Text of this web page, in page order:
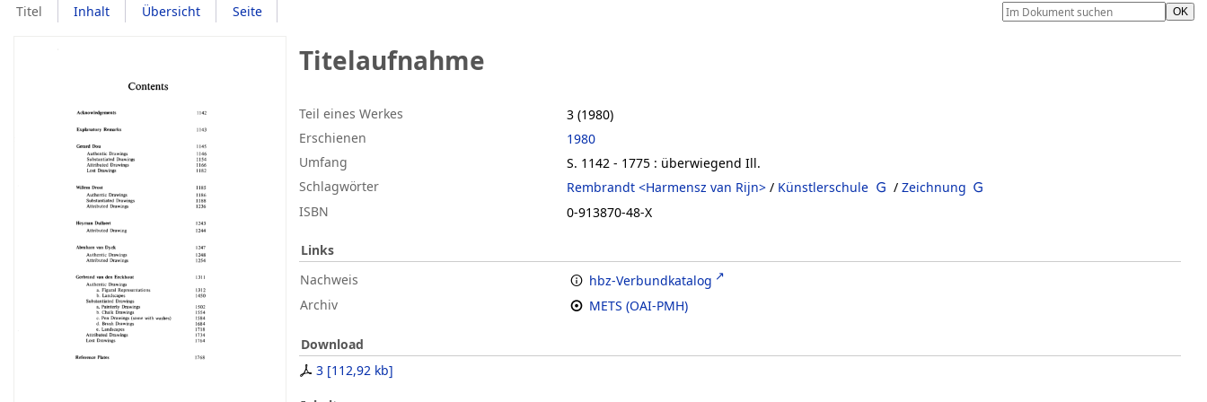
Titel Inhalt Übersicht Seite
Titelaufnahme
Teil eines Werkes
3 (1980)
Erschienen
1980
Umfang
S. 1142 - 1775 : überwiegend Ill.
Schlagwörter
Rembrandt <Harmensz van Rijn> / Künstlerschule / Zeichnung
ISBN
0-913870-48-X
Links
Nachweis
hbz-Verbundkatalog
Archiv
METS (OAI-PMH)
Download
3 [112,92 kb]